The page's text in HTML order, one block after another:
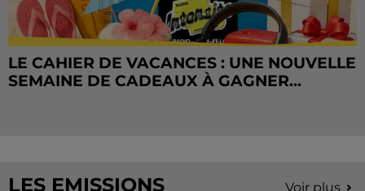
LE CAHIER DE VACANCES : UNE NOUVELLE
SEMAINE DE CADEAUX À GAGNER...
LES EMISSIONS Voir plus